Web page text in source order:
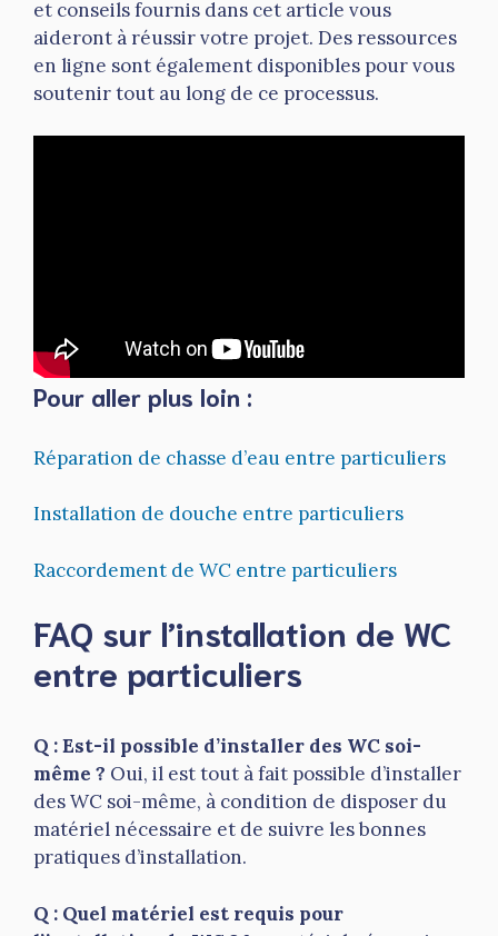
et conseils fournis dans cet article vous
aideront à réussir votre projet. Des ressources
en ligne sont également disponibles pour vous
soutenir tout au long de ce processus.
Pour aller plus loin :
Réparation de chasse d’eau entre particuliers
Installation de douche entre particuliers
Raccordement de WC entre particuliers
FAQ sur l’installation de WC
entre particuliers
Q : Est-il possible d’installer des WC soi-
même ? Oui, il est tout à fait possible d’installer
des WC soi-même, à condition de disposer du
matériel nécessaire et de suivre les bonnes
pratiques d’installation.
Q : Quel matériel est requis pour